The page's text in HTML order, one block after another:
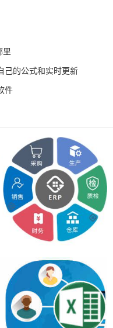
里
己的公式和实时更新
件